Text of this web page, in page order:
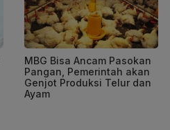
MBG Bisa Ancam Pasokan
Pangan, Pemerintah akan
Genjot Produksi Telur dan
Ayam